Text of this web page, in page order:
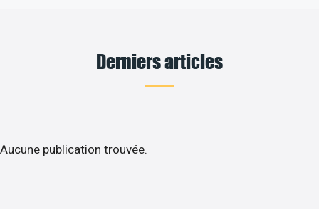
Derniers articles
Aucune publication trouvée.